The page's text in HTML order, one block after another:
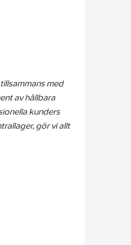
med
av hållbara
kunders
gör vi allt